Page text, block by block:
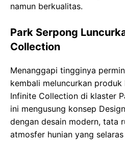
namun berkualitas.
Park Serpong
Collection
Menanggapi tingginya
kembali meluncurkan
Infinite Collection di klaster
ini mengusung konsep
dengan desain modern, tata
atmosfer hunian yang